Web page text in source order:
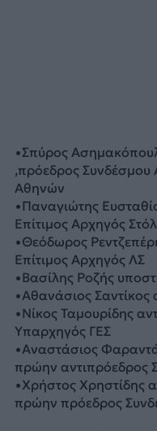
•Σπύρος
,πρόεδρος
Αθηνών
•Παναγιώτης
Επίτιμος Αρχηγός
•Θεόδωρος
Επίτιμος Αρχηγός ΛΣ
•Βασίλης Ροζής
•Αθανάσιος Σαντίκος
•Νίκος Ταμουρίδης
Υπαρχηγός ΓΕΣ
•Αναστάσιος
πρώην αντιπρόεδρος
•Χρήστος Χρηστίδης
πρώην πρόεδρος